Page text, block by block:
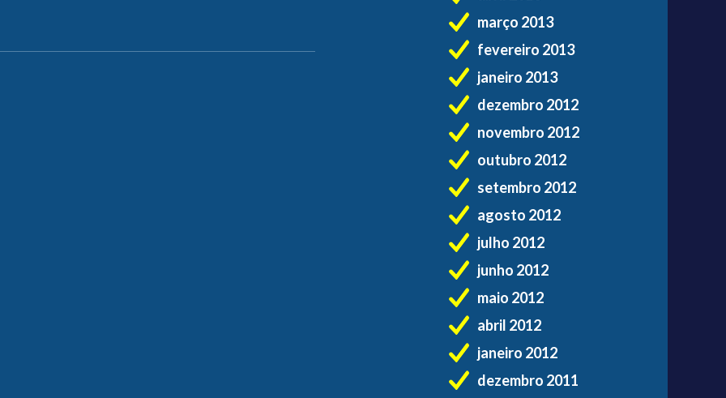
março 2013
fevereiro 2013
janeiro 2013
dezembro 2012
novembro 2012
outubro 2012
setembro 2012
agosto 2012
julho 2012
junho 2012
maio 2012
abril 2012
janeiro 2012
dezembro 2011